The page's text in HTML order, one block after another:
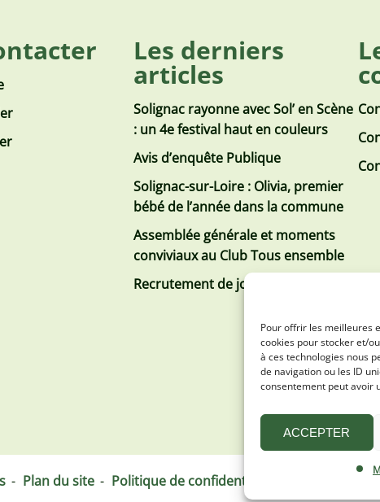
Pour offrir les meilleures
cookies pour stocker et/
à ces technologies nous
de navigation ou les ID
consentement peut avoir
ACCEPTER
Les derniers
articles
Solignac rayonne avec Sol’ en Scène
: un 4e festival haut en couleurs
Avis d’enquête Publique
Solignac-sur-Loire : Olivia, premier
bébé de l’année dans la commune
Assemblée générale et moments
conviviaux au Club Tous ensemble
Recrutement de jobs d’été
Plan du site Politique de confidentialité